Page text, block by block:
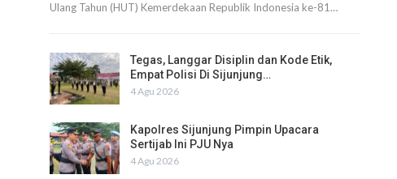
Ulang Tahun (HUT) Kemerdekaan Republik Indonesia ke-81…
Tegas, Langgar Disiplin dan Kode Etik,
Empat Polisi Di Sijunjung…
4 Agu 2026
Kapolres Sijunjung Pimpin Upacara
Sertijab Ini PJU Nya
4 Agu 2026